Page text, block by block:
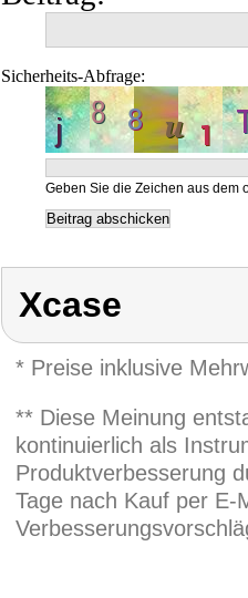
Sicherheits-Abfrage:
Geben Sie die Zeichen aus dem
Xcase
* Preise inklusive
** Diese Meinung
kontinuierlich als
Produktverbesserung
Tage nach Kauf per E-